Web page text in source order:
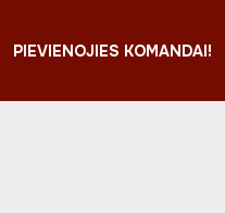
PIEVIENOJIES KOMANDAI!